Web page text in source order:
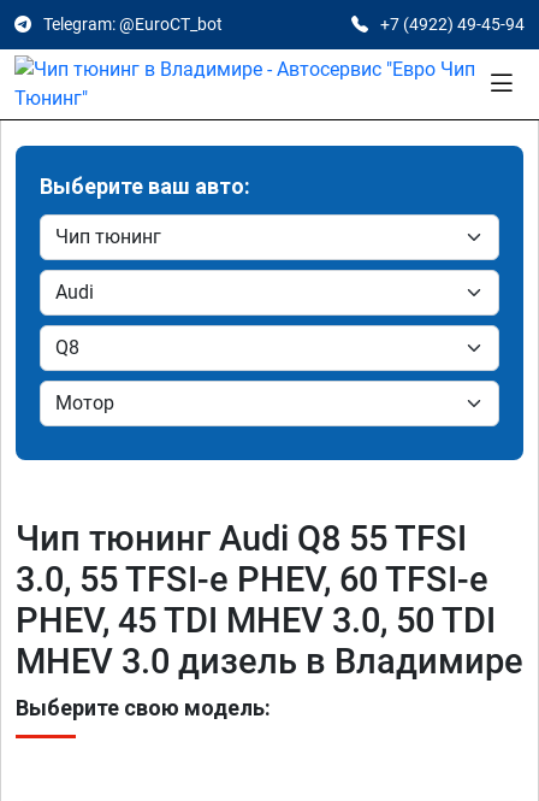
Telegram: @EuroCT_bot +7 (4922) 49-45-94
Выберите ваш авто:
Чип тюнинг Audi Q8 55 TFSI
3.0, 55 TFSI-e PHEV, 60 TFSI-e
PHEV, 45 TDI MHEV 3.0, 50 TDI
MHEV 3.0 дизель в Владимире
Выберите свою модель: